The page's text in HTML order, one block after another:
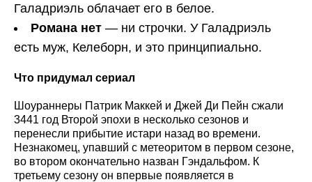
Галадриэль облачает его в белое.
Романа нет — ни строчки. У Галадриэль
есть муж, Келеборн, и это принципиально.
Что придумал сериал
Шоураннеры Патрик Маккей и Джей Ди Пейн сжали
3441 год Второй эпохи в несколько сезонов и
перенесли прибытие истари назад во времени.
Незнакомец, упавший с метеоритом в первом сезоне,
во втором окончательно назван Гэндальфом. К
третьему сезону он впервые появляется в